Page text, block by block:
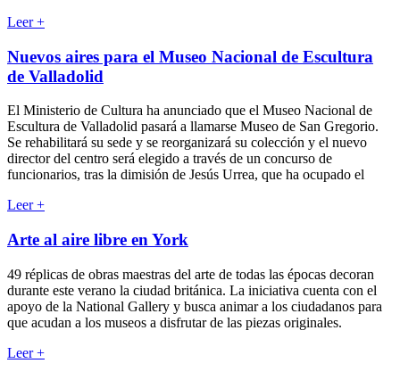
Leer+
Nuevos aires para el Museo Nacional de Escultura
de Valladolid
El Ministerio de Cultura ha anunciado que el Museo Nacional de
Escultura de Valladolid pasará a llamarse Museo de San Gregorio.
Se rehabilitará su sede y se reorganizará su colección y el nuevo
director del centro será elegido a través de un concurso de
funcionarios, tras la dimisión de Jesús Urrea, que ha ocupado el
Leer+
Arte al aire libre en York
49 réplicas de obras maestras del arte de todas las épocas decoran
durante este verano la ciudad británica. La iniciativa cuenta con el
apoyo de la National Gallery y busca animar a los ciudadanos para
que acudan a los museos a disfrutar de las piezas originales.
Leer+